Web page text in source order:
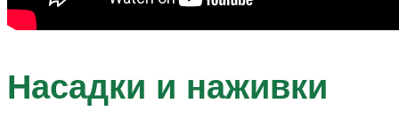
Насадки и наживки